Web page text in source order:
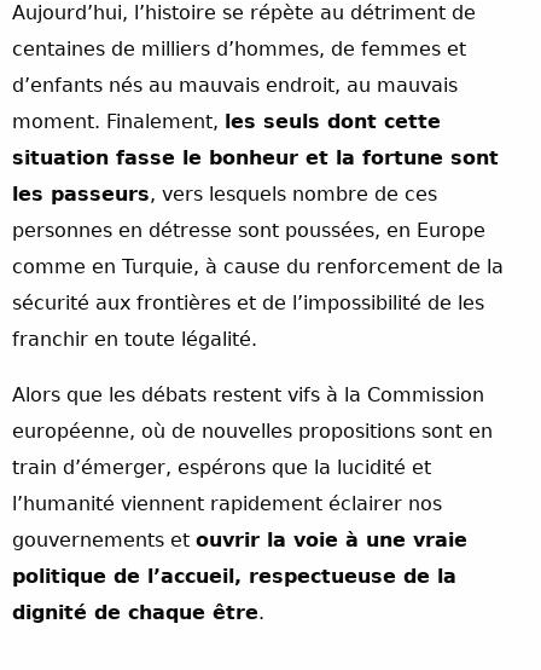
Aujourd’hui, l’histoire se répète au détriment de
centaines de milliers d’hommes, de femmes et
d’enfants nés au mauvais endroit, au mauvais
moment. Finalement, les seuls dont cette
situation fasse le bonheur et la fortune sont
les passeurs, vers lesquels nombre de ces
personnes en détresse sont poussées, en Europe
comme en Turquie, à cause du renforcement de la
sécurité aux frontières et de l’impossibilité de les
franchir en toute légalité.
Alors que les débats restent vifs à la Commission
européenne, où de nouvelles propositions sont en
train d’émerger, espérons que la lucidité et
l’humanité viennent rapidement éclairer nos
gouvernements et ouvrir la voie à une vraie
politique de l’accueil, respectueuse de la
dignité de chaque être.